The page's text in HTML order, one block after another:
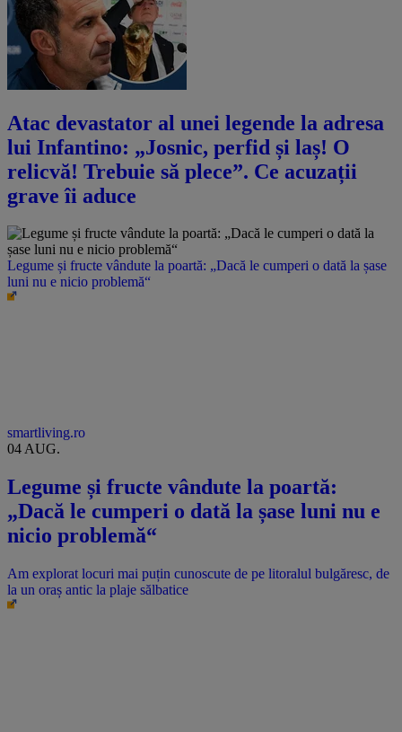
Atac devastator al unei legende la adresa
lui Infantino: „Josnic, perfid și laș! O
relicvă! Trebuie să plece”. Ce acuzații
grave îi aduce
Legume și fructe vândute la poartă: „Dacă le cumperi o dată la șase
luni nu e nicio problemă“
smartliving.ro
04 AUG.
Legume și fructe vândute la poartă:
„Dacă le cumperi o dată la șase luni nu e
nicio problemă“
Am explorat locuri mai puțin cunoscute de pe litoralul bulgăresc, de
la un oraș antic la plaje sălbatice